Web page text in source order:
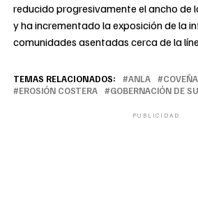
reducido progresivamente el ancho de
y ha incrementado la exposición de la
comunidades asentadas cerca de la
TEMAS RELACIONADOS: ANLA
EROSIÓN COSTERA
GOBERNACIÓN DE
PUBLICIDAD